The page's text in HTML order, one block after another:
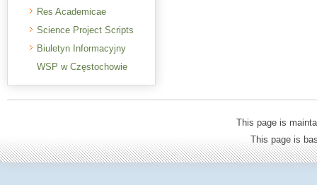
Res Academicae
Science Project Scripts
Biuletyn Informacyjny
WSP w Częstochowie
This page is
This page is